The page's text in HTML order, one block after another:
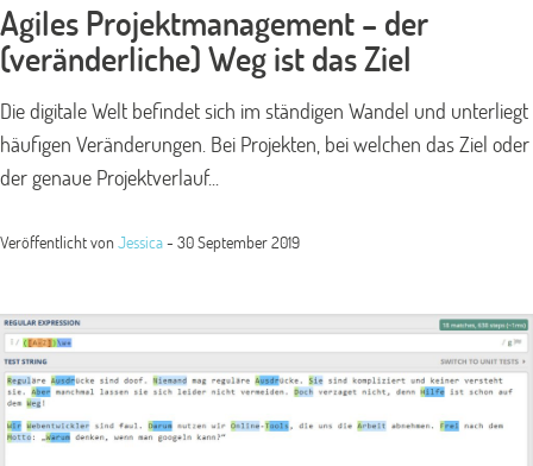
Agiles Projektmanagement – der
(veränderliche) Weg ist das Ziel
Die digitale Welt befindet sich im ständigen Wandel und unterliegt
häufigen Veränderungen. Bei Projekten, bei welchen das Ziel oder
der genaue Projektverlauf...
Veröffentlicht vonJessica- 30 September 2019